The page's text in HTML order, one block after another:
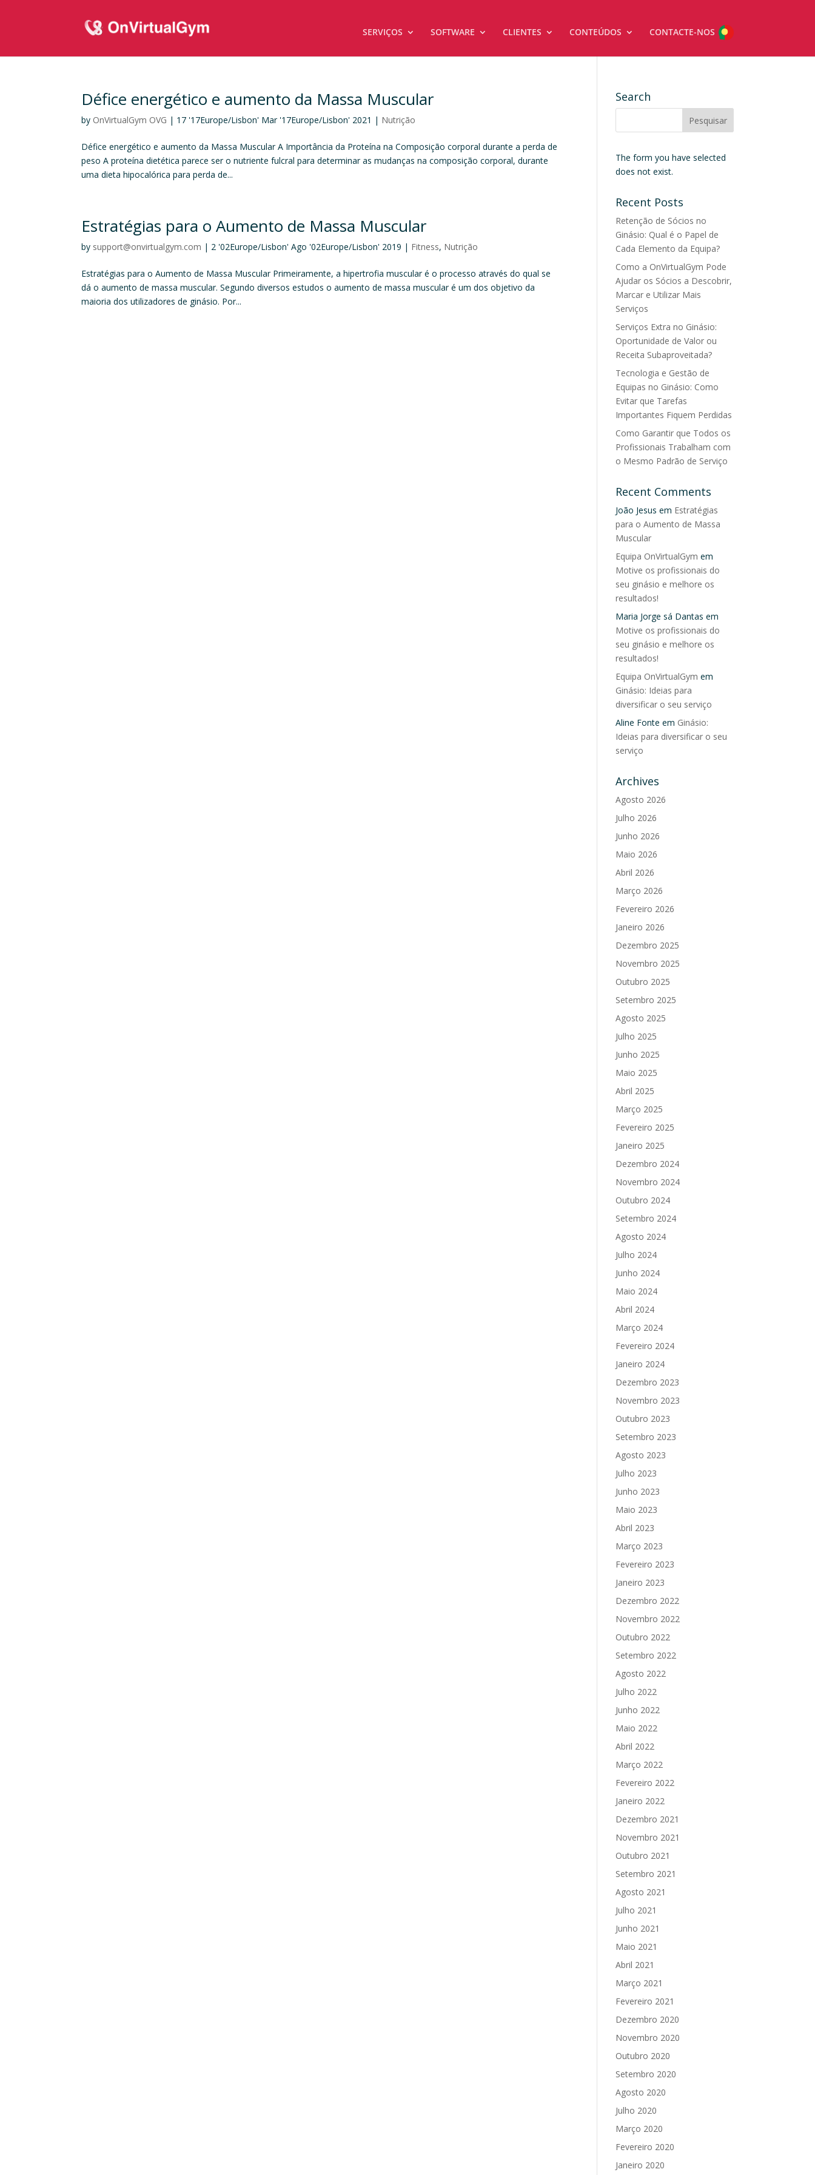
SERVIÇOS SOFTWARE CLIENTES CONTEÚDOS CONTACTE-NOS
Défice energético e aumento da Massa Muscular
by OnVirtualGym OVG | 17 '17Europe/Lisbon' Mar '17Europe/Lisbon' 2021 | Nutrição
Défice energético e aumento da Massa Muscular A Importância da Proteína na Composição corporal durante a perda de
peso A proteína dietética parece ser o nutriente fulcral para determinar as mudanças na composição corporal, durante
uma dieta hipocalórica para perda de...
Estratégias para o Aumento de Massa Muscular
by support@onvirtualgym.com | 2 '02Europe/Lisbon' Ago '02Europe/Lisbon' 2019 | Fitness, Nutrição
Estratégias para o Aumento de Massa Muscular Primeiramente, a hipertrofia muscular é o processo através do qual se
dá o aumento de massa muscular. Segundo diversos estudos o aumento de massa muscular é um dos objetivo da
maioria dos utilizadores de ginásio. Por...
Search
The form you have selected
does not exist.
Recent Posts
Retenção de Sócios no
Ginásio: Qual é o Papel de
Cada Elemento da Equipa?
Como a OnVirtualGym Pode
Ajudar os Sócios a Descobrir,
Marcar e Utilizar Mais
Serviços
Serviços Extra no Ginásio:
Oportunidade de Valor ou
Receita Subaproveitada?
Tecnologia e Gestão de
Equipas no Ginásio: Como
Evitar que Tarefas
Importantes Fiquem Perdidas
Como Garantir que Todos os
Profissionais Trabalham com
o Mesmo Padrão de Serviço
Recent Comments
João Jesus em Estratégias
para o Aumento de Massa
Muscular
Equipa OnVirtualGym em
Motive os profissionais do
seu ginásio e melhore os
resultados!
Maria Jorge sá Dantas em
Motive os profissionais do
seu ginásio e melhore os
resultados!
Equipa OnVirtualGym em
Ginásio: Ideias para
diversificar o seu serviço
Aline Fonte em Ginásio:
Ideias para diversificar o seu
serviço
Archives
Agosto 2026
Julho 2026
Junho 2026
Maio 2026
Abril 2026
Março 2026
Fevereiro 2026
Janeiro 2026
Dezembro 2025
Novembro 2025
Outubro 2025
Setembro 2025
Agosto 2025
Julho 2025
Junho 2025
Maio 2025
Abril 2025
Março 2025
Fevereiro 2025
Janeiro 2025
Dezembro 2024
Novembro 2024
Outubro 2024
Setembro 2024
Agosto 2024
Julho 2024
Junho 2024
Maio 2024
Abril 2024
Março 2024
Fevereiro 2024
Janeiro 2024
Dezembro 2023
Novembro 2023
Outubro 2023
Setembro 2023
Agosto 2023
Julho 2023
Junho 2023
Maio 2023
Abril 2023
Março 2023
Fevereiro 2023
Janeiro 2023
Dezembro 2022
Novembro 2022
Outubro 2022
Setembro 2022
Agosto 2022
Julho 2022
Junho 2022
Maio 2022
Abril 2022
Março 2022
Fevereiro 2022
Janeiro 2022
Dezembro 2021
Novembro 2021
Outubro 2021
Setembro 2021
Agosto 2021
Julho 2021
Junho 2021
Maio 2021
Abril 2021
Março 2021
Fevereiro 2021
Dezembro 2020
Novembro 2020
Outubro 2020
Setembro 2020
Agosto 2020
Julho 2020
Março 2020
Fevereiro 2020
Janeiro 2020